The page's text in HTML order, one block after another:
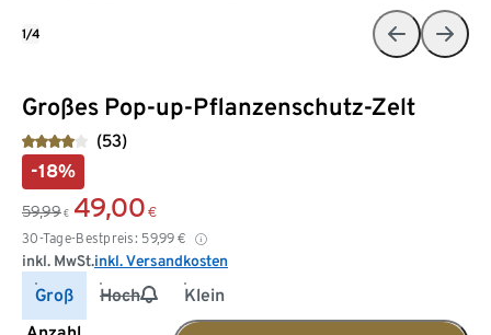
Großes Pop-up-Pflanzenschutz-Zelt
(53)
-18%
59,99 € 49,00 €
30-Tage-Bestpreis: 59,99 €
inkl. MwSt.inkl. Versandkosten
Groß Hoch
Klein
1/4